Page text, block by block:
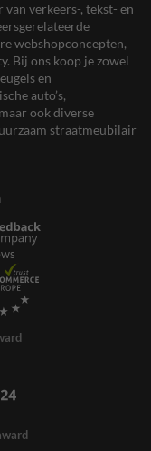
verkeers-, tekst- en
webshopconcepten,
Bij ons koop je zowel
en
auto’s,
ook diverse
straatmeubilair